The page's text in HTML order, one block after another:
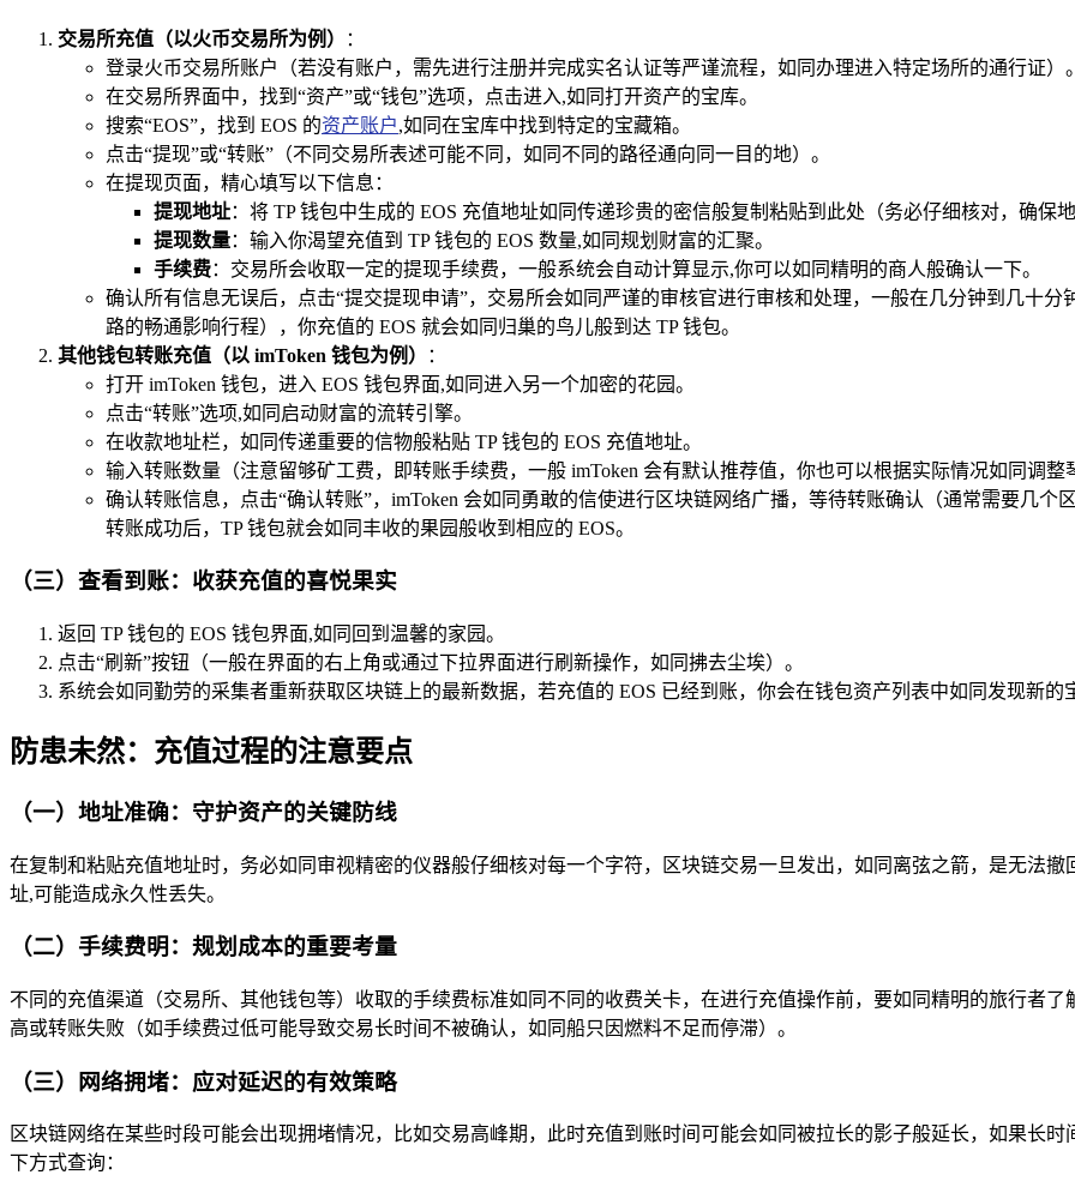
交易所充值（以火币交易所为例）
：
登录火币交易所账户（若没有账户，需先进行注册并完成实名认证等严谨流程，如同办理进入特定场所的通行证）
在交易所界面中，找到“资产”或“钱包”选项，点击进入,如同打开资产的宝库。
搜索“EOS”，找到 EOS 的资产账户,如同在宝库中找到特定的宝藏箱。
点击“提现”或“转账”（不同交易所表述可能不同，如同不同的路径通向同一目的地）。
在提现页面，精心填写以下信息：
提现地址：将 TP 钱包中生成的 EOS 充值地址如同传递珍贵的密信般复制粘贴到此处（务必仔细核对，确保
提现数量：输入你渴望充值到 TP 钱包的 EOS 数量,如同规划财富的汇聚。
手续费：交易所会收取一定的提现手续费，一般系统会自动计算显示,你可以如同精明的商人般确认一下。
确认所有信息无误后，点击“提交提现申请”，交易所会如同严谨的审核官进行审核和处理，一般在几分钟到几十
路的畅通影响行程），你充值的 EOS 就会如同归巢的鸟儿般到达 TP 钱包。
其他钱包转账充值（以 imToken 钱包为例）
：
打开 imToken 钱包，进入 EOS 钱包界面,如同进入另一个加密的花园。
点击“转账”选项,如同启动财富的流转引擎。
在收款地址栏，如同传递重要的信物般粘贴 TP 钱包的 EOS 充值地址。
输入转账数量（注意留够矿工费，即转账手续费，一般 imToken 会有默认推荐值，你也可以根据实际情况如同调整
确认转账信息，点击“确认转账”，imToken 会如同勇敢的信使进行区块链网络广播，等待转账确认（通常需要几
转账成功后，TP 钱包就会如同丰收的果园般收到相应的 EOS。
（三）查看到账：收获充值的喜悦果实
返回 TP 钱包的 EOS 钱包界面,如同回到温馨的家园。
点击“刷新”按钮（一般在界面的右上角或通过下拉界面进行刷新操作，如同拂去尘埃）。
系统会如同勤劳的采集者重新获取区块链上的最新数据，若充值的 EOS 已经到账，你会在钱包资产列表中如同发现新的
防患未然：充值过程的注意要点
（一）地址准确：守护资产的关键防线
在复制和粘贴充值地址时，务必如同审视精密的仪器般仔细核对每一个字符，区块链交易一旦发出，如同离弦之箭，是无法
址,可能造成永久性丢失。
（二）手续费明：规划成本的重要考量
不同的充值渠道（交易所、其他钱包等）收取的手续费标准如同不同的收费关卡，在进行充值操作前，要如同精明的旅行者
高或转账失败（如手续费过低可能导致交易长时间不被确认，如同船只因燃料不足而停滞）。
（三）网络拥堵：应对延迟的有效策略
区块链网络在某些时段可能会出现拥堵情况，比如交易高峰期，此时充值到账时间可能会如同被拉长的影子般延长，如果长
下方式查询：